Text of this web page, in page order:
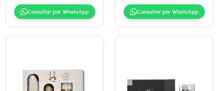
Consultar por WhatsApp Consultar por WhatsApp